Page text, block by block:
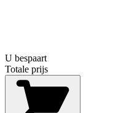
U bespaart
Totale prijs